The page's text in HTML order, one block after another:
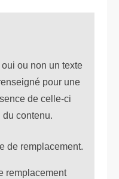
ou non un texte
pour une
de celle-ci
contenu.
de remplacement.
remplacement